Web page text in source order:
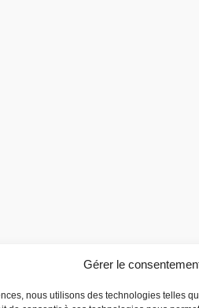
Gérer le
nous utilisons des technologies telles